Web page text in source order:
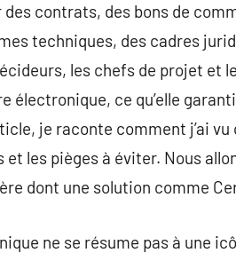
des contrats, des bons de
techniques, des cadres
les chefs de projet et
électronique, ce qu’elle
je raconte comment j’ai
les pièges à éviter. Nous
dont une solution comme
ne se résume pas à une